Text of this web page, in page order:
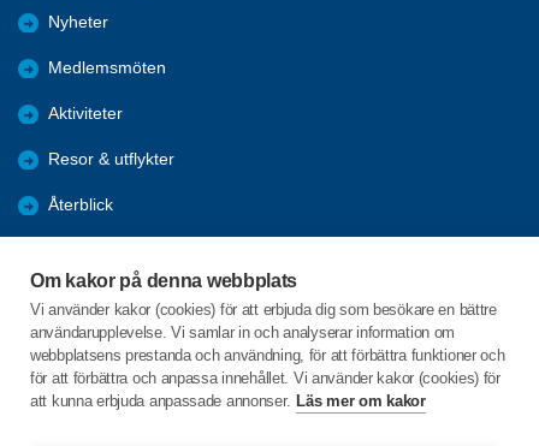
Om kakor på denna webbplats
Vi använder kakor (cookies) för att erbjuda dig som besökare en bättre
användarupplevelse. Vi samlar in och analyserar information om
webbplatsens prestanda och användning, för att förbättra funktioner och
för att förbättra och anpassa innehållet. Vi använder kakor (cookies) för
att kunna erbjuda anpassade annonser. Läs mer om kakor
Nyheter
Medlemsmöten
Aktiviteter
Resor & utflykter
Återblick
Bli medlem
Facebook
C/o:Gun Salomonsson